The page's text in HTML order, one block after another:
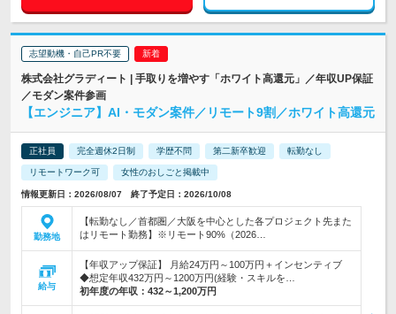
志望動機・自己PR不要
株式会社グラディート | 手取りを増やす「ホワイト高還元」／年収UP保証
／モダン案件参画
【エンジニア】AI・モダン案件／リモート9割／ホワイト高還元
正社員 完全週休2日制 学歴不問 第二新卒歓迎 転勤なし
リモートワーク可 女性のおしごと掲載中
情報更新日：2026/08/07 終了予定日：2026/10/08
勤務地
【転勤なし／首都圏／大阪を中心とした各プロジェクト先また
はリモート勤務】※リモート90%（2026…
給与
【年収アップ保証】 月給24万円～100万円＋インセンティブ
◆想定年収432万円～1200万円(経験・スキルを…
初年度の年収： 432～1,200万円